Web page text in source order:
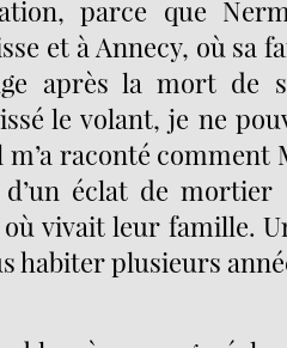
parce que
et à Annecy, où sa
après la mort de
le volant, je ne
m’a raconté comment
d’un éclat de
où vivait leur famille.
habiter plusieurs